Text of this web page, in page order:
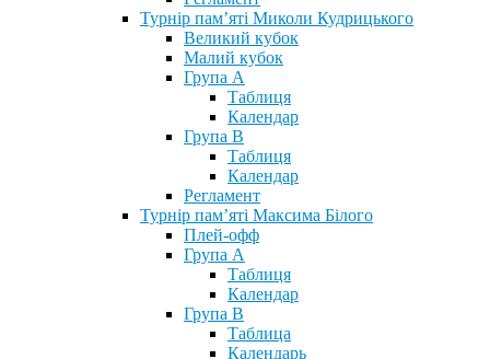
Турнір пам’яті Миколи Кудрицького
Великий кубок
Малий кубок
Група А
Таблиця
Календар
Група В
Таблиця
Календар
Регламент
Турнір пам’яті Максима Білого
Плей-офф
Група А
Таблиця
Календар
Група В
Таблица
Календарь